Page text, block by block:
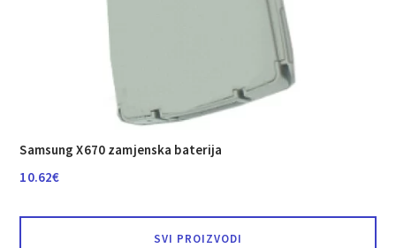
Samsung X670 zamjenska baterija
10.62€
SVI PROIZVODI